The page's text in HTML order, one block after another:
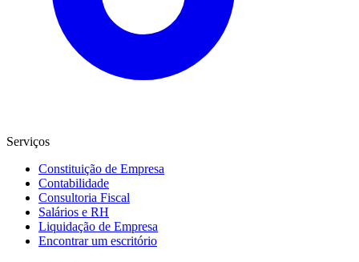
Serviços
Constituição de Empresa
Contabilidade
Consultoria Fiscal
Salários e RH
Liquidação de Empresa
Encontrar um escritório